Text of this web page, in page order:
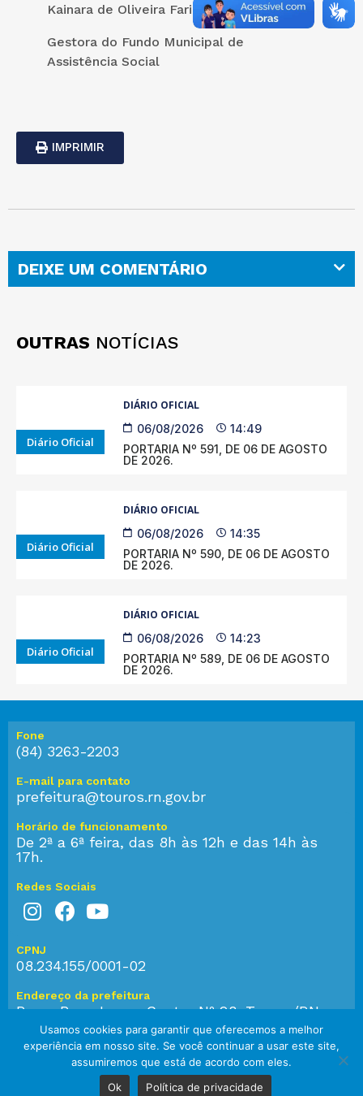
Kainara de Oliveira Farias
Gestora do Fundo Municipal de
Assistência Social
IMPRIMIR
DEIXE UM COMENTÁRIO
OUTRAS NOTÍCIAS
Diário Oficial
DIÁRIO OFICIAL
06/08/2026
14:49
PORTARIA Nº 591, DE 06 DE AGOSTO
DE 2026.
Diário Oficial
DIÁRIO OFICIAL
06/08/2026
14:35
PORTARIA Nº 590, DE 06 DE AGOSTO
DE 2026.
Diário Oficial
DIÁRIO OFICIAL
06/08/2026
14:23
PORTARIA Nº 589, DE 06 DE AGOSTO
DE 2026.
Fone
(84) 3263-2203
E-mail para contato
prefeitura@touros.rn.gov.br
Horário de funcionamento
De 2ª a 6ª feira, das 8h às 12h e das 14h às
17h.
Redes Sociais
CPNJ
08.234.155/0001-02
Endereço da prefeitura
Praça Bom Jesus, Centro Nº 28, Touros/RN,
CEP: 59.584-000
© 2023 Prefeitura de Touros. Todos os direitos reservados.
Usamos cookies para garantir que oferecemos a melhor
experiência em nosso site. Se você continuar a usar este site,
assumiremos que está de acordo com eles.
Ok
Política de privacidade